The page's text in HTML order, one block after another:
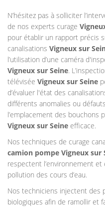
N’hésitez pas à solliciter
de nos experts curage
pour établir un rapport précis
canalisations Vigneux sur
l’utilisation d’une caméra
Vigneux sur Seine.
télévisée Vigneux sur Seine
d’évaluer l'état des
différents anomalies ou
l’emplacement des bouchons
Vigneux sur Seine efficace.
Nos techniques de curage
camion pompe Vigneux sur
respectent l’environnement et
pollution des cours d’eau.
Nos techniciens injectent des
biologiques afin de ramollir et